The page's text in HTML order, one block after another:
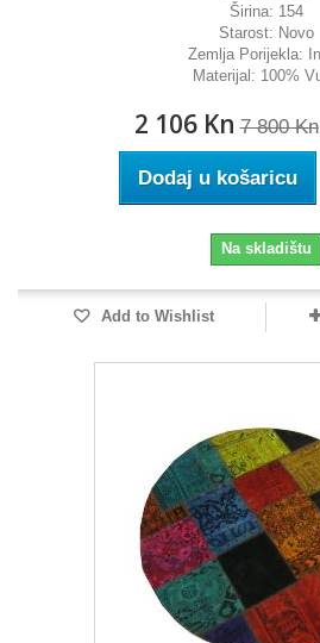
Širina: 154
Starost: Novo
Zemlja Porijekla:
Materijal: 100%
2 106 Kn 7 800 Kn
Dodaj u košaricu
Na skladištu
Add to Wishlist